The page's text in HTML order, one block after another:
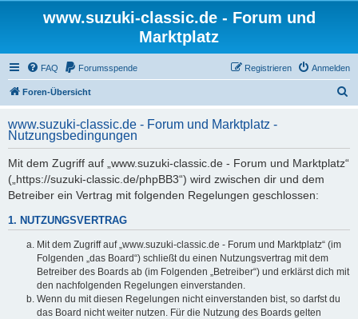
www.suzuki-classic.de - Forum und
Marktplatz
FAQ Forumsspende Anmelden
Registrieren
Foren-Übersicht
h
www.suzuki-classic.de - Forum und Marktplatz -
Nutzungsbedingungen
Mit dem Zugriff auf „www.suzuki-classic.de - Forum und Marktplatz“
(„https://suzuki-classic.de/phpBB3“) wird zwischen dir und dem
Betreiber ein Vertrag mit folgenden Regelungen geschlossen:
1. NUTZUNGSVERTRAG
Mit dem Zugriff auf „www.suzuki-classic.de - Forum und Marktplatz“ (im
Folgenden „das Board“) schließt du einen Nutzungsvertrag mit dem
Betreiber des Boards ab (im Folgenden „Betreiber“) und erklärst dich mit
den nachfolgenden Regelungen einverstanden.
Wenn du mit diesen Regelungen nicht einverstanden bist, so darfst du
das Board nicht weiter nutzen. Für die Nutzung des Boards gelten